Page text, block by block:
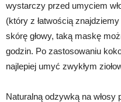
wystarczy przed umyciem
(który z łatwością
skórę głowy, taką maskę
godzin. Po zastosowaniu
najlepiej umyć zwykłym
Naturalną odzywką na